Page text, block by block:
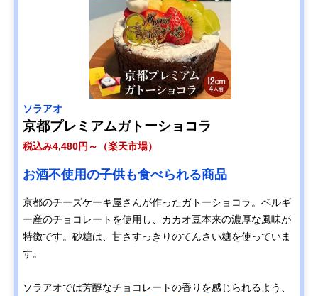
ソラアオ
京都プレミアムガトーショコラ
税込み4,480円～（楽天市場）
お酒不使用の子供も食べられる商品
京都のチーズケーキ屋さんが作ったガトーショコラ。ベルギ
ー産のチョコレートを使用し、カカオ豆本来の濃厚な風味が
特徴です。砂糖は、甘さすっきりのてんさい糖を使っていま
す。
ソラアオでは芳醇なチョコレートの香りを感じられるよう、